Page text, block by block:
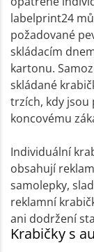
labelprint24
požadované
skládacím
kartonu.
skládané
trzích, kdy
koncovému
Individuální
obsahují
samolepky,
reklamní
ani dodržení
Krabičky s